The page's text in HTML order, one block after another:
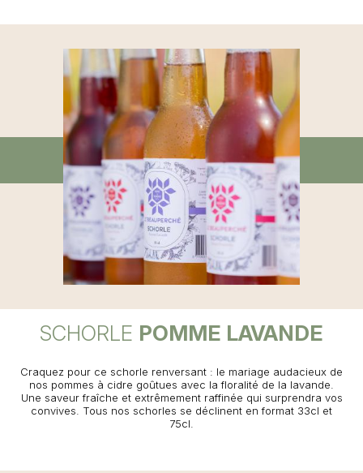
SCHORLE POMME LAVANDE
Craquez pour ce schorle renversant : le mariage audacieux de
nos pommes à cidre goûtues avec la floralité de la lavande.
Une saveur fraîche et extrêmement raffinée qui surprendra vos
convives. Tous nos schorles se déclinent en format 33cl et
75cl.